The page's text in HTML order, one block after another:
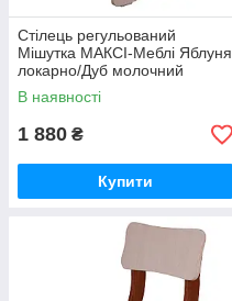
Стілець регульований
Мішутка МАКСІ-Меблі Яблуня
локарно/Дуб молочний
(10450)
В наявності
1 880 ₴
Купити